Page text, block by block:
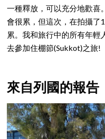
一種釋放，可以充分地歡喜
會很累，但這次，在拍攝了
累。我和旅行中的所有年輕
去參加住棚節(Sukkot)之旅!
來自列國的報告